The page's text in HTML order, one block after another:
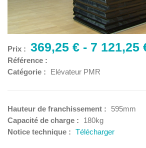
Prix : 369,25 € - 7 121,25
Référence :
Catégorie :
Elévateur PMR
Hauteur de franchissement :
595mm
Capacité de charge :
180kg
Notice technique : Télécharger